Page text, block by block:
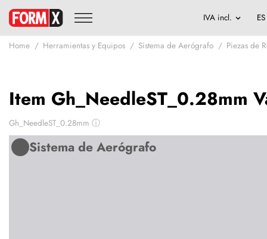
Home Herramientas y Equipos Sistema de Aerógrafo Piezas de
Item Gh_NeedleST_0.28mm
Gh_NeedleST_0.28mm ⓘ
Sistema de Aerógrafo